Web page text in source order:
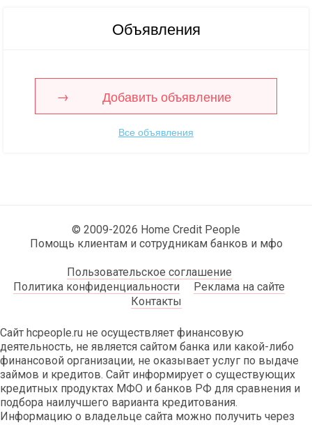
Объявления
Добавить объявление
Все объявления
© 2009-2026 Home Credit People
Помощь клиентам и сотрудникам банков и мфо
Пользовательское соглашение
Политика конфиденциальности
Реклама на сайте
Контакты
Сайт hcpeople.ru не осуществляет финансовую
деятельность, не является сайтом банка или какой-либо
финансовой организации, не оказывает услуг по выдаче
займов и кредитов. Сайт информирует о существующих
кредитных продуктах МФО и банков РФ для сравнения и
подбора наилучшего варианта кредитования.
Информацию о владельце сайта можно получить через